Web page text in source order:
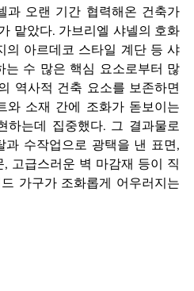
과 오랜 기간 협력해온 건축가
맡았다. 가브리엘 샤넬의 호화
의 아르데코 스타일 계단 등 샤
는 수 많은 핵심 요소로부터 많
역사적 건축 요소를 보존하면
와 소재 간에 조화가 돋보이는
하는데 집중했다. 그 결과물로
과 수작업으로 광택을 낸 표면,
고급스러운 벽 마감재 등이 직
가구가 조화롭게 어우러지는